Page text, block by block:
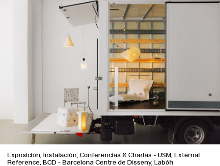
Exposición, Instalación, Conferencias & Charlas - USM, External
Reference, BCD - Barcelona Centre de Disseny, Labóh